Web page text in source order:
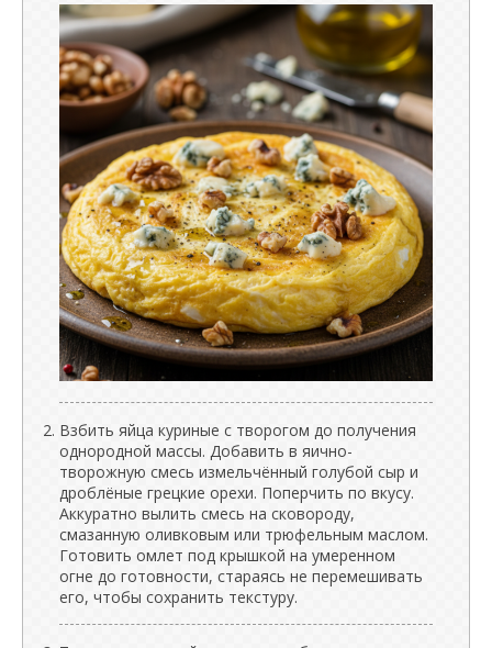
Взбить яйца куриные с творогом до получения
однородной массы. Добавить в яично-
творожную смесь измельчённый голубой сыр и
дроблёные грецкие орехи. Поперчить по вкусу.
Аккуратно вылить смесь на сковороду,
смазанную оливковым или трюфельным маслом.
Готовить омлет под крышкой на умеренном
огне до готовности, стараясь не перемешивать
его, чтобы сохранить текстуру.